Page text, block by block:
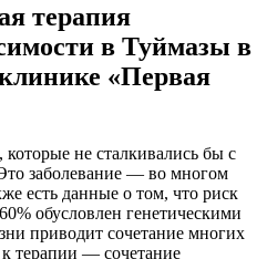
терапия
в Туймазы в
«Первая
не сталкивались бы с
заболевание — во многом
есть данные о том, что риск
обусловлен генетическими
приводит сочетание многих
терапии — сочетание